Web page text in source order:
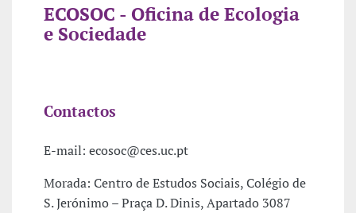
ECOSOC - Oficina de Ecologia
e Sociedade
Contactos
E-mail: ecosoc@ces.uc.pt
Morada: Centro de Estudos Sociais, Colégio de
S. Jerónimo – Praça D. Dinis, Apartado 3087